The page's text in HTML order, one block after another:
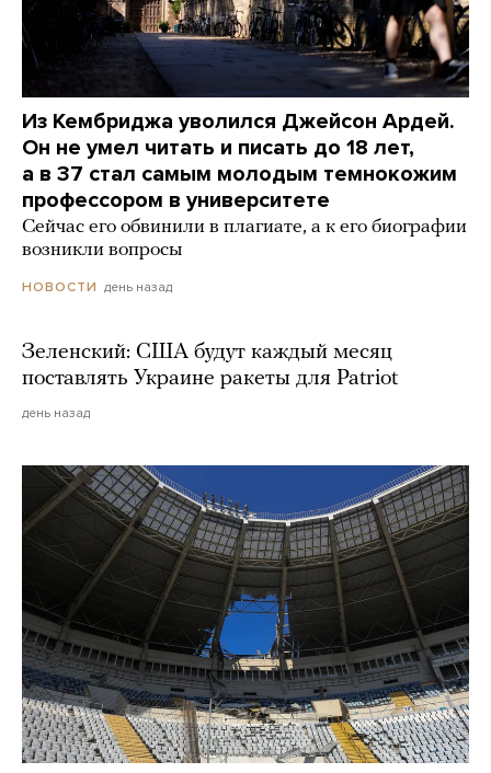
Из Кембриджа уволился Джейсон Ардей.
Он не умел читать и писать до 18 лет,
а в 37 стал самым молодым темнокожим
профессором в университете
Сейчас его обвинили в плагиате, а к его биографии
возникли вопросы
НОВОСТИ день назад
Зеленский: США будут каждый месяц
поставлять Украине ракеты для Patriot
день назад